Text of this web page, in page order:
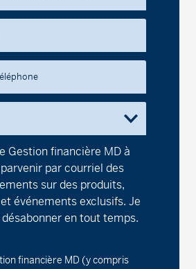
à court terme MD
9,91 0,00 0,00
9,91 0,01 0,10
sans combustibles fossiles
9,01 0,00 0,00
Gestion financière MD à
par courriel des
sur des produits,
événements exclusifs. Je
en tout temps.
financière MD (y compris